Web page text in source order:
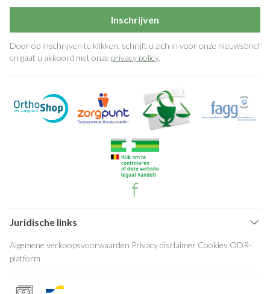
Inschrijven
Door op inschrijven te klikken, schrijft u zich in voor onze nieuwsbrief
en gaat u akkoord met onze privacy policy.
Juridische links
Algemene verkoopsvoorwaarden Privacy disclaimer Cookies ODR-
platform